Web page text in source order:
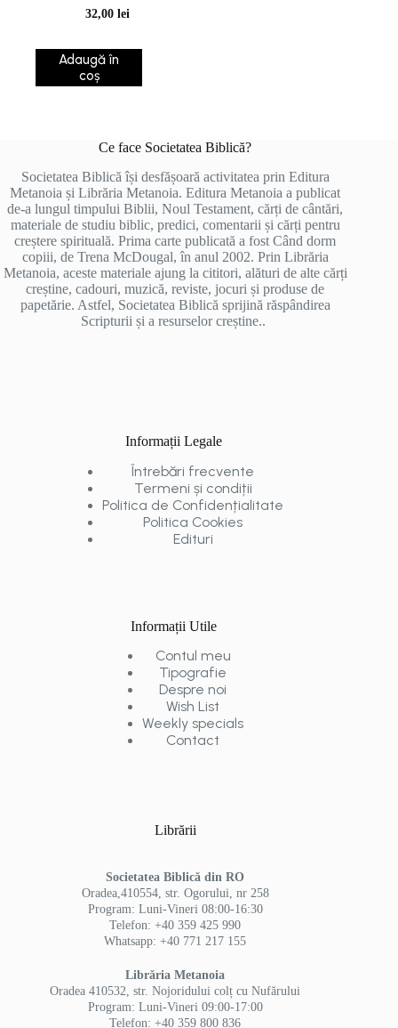
32,00lei
Adaugă în
coș
Ce face Societatea Biblică?
Societatea Biblică își desfășoară activitatea prin Editura
Metanoia și Librăria Metanoia. Editura Metanoia a publicat
de-a lungul timpului Biblii, Noul Testament, cărți de cântări,
materiale de studiu biblic, predici, comentarii și cărți pentru
creștere spirituală. Prima carte publicată a fost Când dorm
copiii, de Trena McDougal, în anul 2002. Prin Librăria
Metanoia, aceste materiale ajung la cititori, alături de alte cărți
creștine, cadouri, muzică, reviste, jocuri și produse de
papetărie. Astfel, Societatea Biblică sprijină răspândirea
Scripturii și a resurselor creștine..
Informații Legale
Întrebări frecvente
Termeni și condiții
Politica de Confidențialitate
Politica Cookies
Edituri
Informații Utile
Contul meu
Tipografie
Despre noi
Wish List
Weekly specials
Contact
Librării
Societatea Biblică din RO
Oradea,410554, str. Ogorului, nr 258
Program: Luni-Vineri 08:00-16:30
Telefon: +40 359 425 990
Whatsapp: +40 771 217 155
Librăria Metanoia
Oradea 410532, str. Nojoridului colț cu Nufărului
Program: Luni-Vineri 09:00-17:00
Telefon: +40 359 800 836